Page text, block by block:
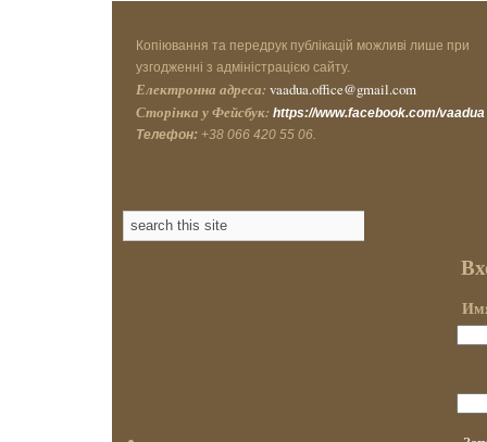
Копіювання та передрук публікацій можливі лише при
узгодженні з адміністрацією сайту.
Електронна адреса: vaadua.office@gmail.com
Сторінка у Фейсбук: https://www.facebook.com/vaadua
Телефон: +38 066 420 55 06.